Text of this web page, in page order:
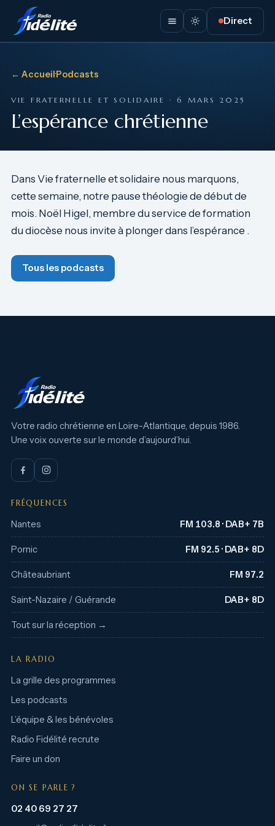
Direct
← Accueil·Podcasts
VIE FRATERNELLE ET SOLIDAIRE · 6 MARS 2025
L’espérance chrétienne
Dans Vie fraternelle et solidaire nous marquons,
cette semaine, notre pause théologie de début de
mois. Noël Higel, membre du service de formation
du diocèse nous invite à plonger dans l’espérance .
Tous les podcasts
Votre radio chrétienne en Loire-Atlantique, depuis 1986.
Une voix ouverte sur le monde d’aujourd’hui.
FRÉQUENCES
Nantes FM 103.8 · DAB+ 7B
Pornic FM 92.5 · DAB+ 8D
Châteaubriant FM 97.2
Saint-Nazaire / Guérande DAB+ 8D
Tout sur la réception →
LA RADIO
La grille des programmes
Les podcasts
L’équipe & les bénévoles
Radio Fidélité recrute
Faire un don
ON SE PARLE ?
02 40 69 27 27